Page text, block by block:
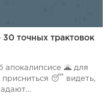
30 точных трактовок
апокалипсисе 🌋 для
😴 видеть,